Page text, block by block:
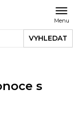
Menu
VYHLEDAT
s